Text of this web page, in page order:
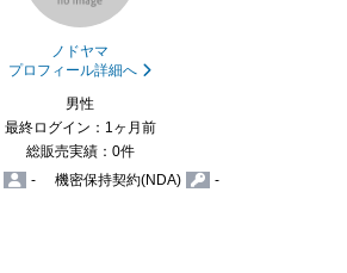
ノドヤマ
プロフィール詳細へ
男性
最終ログイン：1ヶ月前
総販売実績：0件
- 機密保持契約(NDA) -